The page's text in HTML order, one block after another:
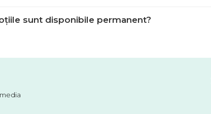
sunt disponibile permanent?